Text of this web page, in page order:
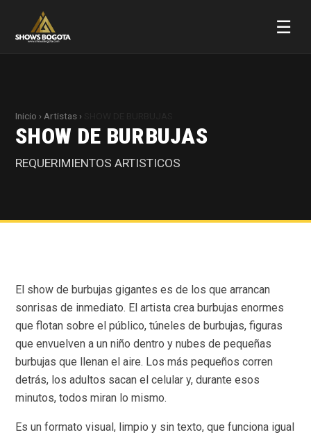
☰
Inicio › Artistas ›
SHOW DE BURBUJAS
REQUERIMIENTOS ARTISTICOS
El show de burbujas gigantes es de los que arrancan
sonrisas de inmediato. El artista crea burbujas enormes
que flotan sobre el público, túneles de burbujas, figuras
que envuelven a un niño dentro y nubes de pequeñas
burbujas que llenan el aire. Los más pequeños corren
detrás, los adultos sacan el celular y, durante esos
minutos, todos miran lo mismo.
Es un formato visual, limpio y sin texto, que funciona igual